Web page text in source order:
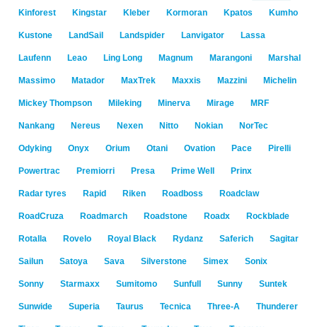
Kinforest Kingstar Kleber Kormoran Kpatos Kumho
Kustone LandSail Landspider Lanvigator Lassa
Laufenn Leao Ling Long Magnum Marangoni Marshal
Massimo Matador MaxTrek Maxxis Mazzini Michelin
Mickey Thompson Mileking Minerva Mirage MRF
Nankang Nereus Nexen Nitto Nokian NorTec
Odyking Onyx Orium Otani Ovation Pace Pirelli
Powertrac Premiorri Presa Prime Well Prinx
Radar tyres Rapid Riken Roadboss Roadclaw
RoadCruza Roadmarch Roadstone Roadx Rockblade
Rotalla Rovelo Royal Black Rydanz Saferich Sagitar
Sailun Satoya Sava Silverstone Simex Sonix
Sonny Starmaxx Sumitomo Sunfull Sunny Suntek
Sunwide Superia Taurus Tecnica Three-A Thunderer